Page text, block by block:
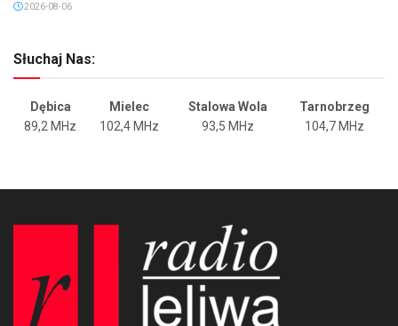
2026-08-06
Słuchaj Nas:
Dębica Mielec Stalowa Wola
Tarnobrzeg
89,2 MHz
102,4 MHz 93,5 MHz 104,7 MHz